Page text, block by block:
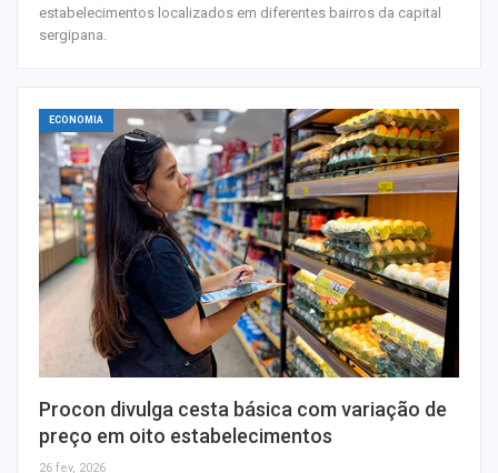
estabelecimentos localizados em diferentes bairros da capital
sergipana.
ECONOMIA
Procon divulga cesta básica com variação de
preço em oito estabelecimentos
26 fev, 2026